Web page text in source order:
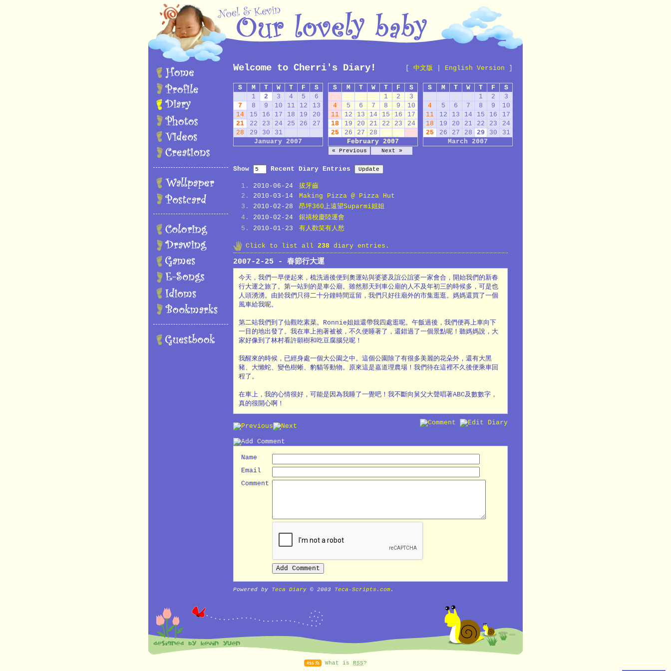
中文版 English Version
Welcome to Cherri's Diary!
S M T W T F
S
1
2 3 4 5
6
7
8 9 10 11 12
13
14
15 16 17 18 19
20
21
22 23 24 25 26
27
28
29 30
31
January 2007
S M T W T F
S
1
2
3
4
5 6 7 8 9
10
11
12 13 14 15 16
17
18
19 20 21 22 23
24
25
26 27 28 29 30
31
March 2007
S M T W T F
S
1
2
3
4
5 6 7 8 9
10
11
12 13 14 15 16
17
18
19 20 21 22 23
24
25
26 27
28
February 2007
« Previous Next »
Show Recent Diary Entries
2010-06-24
拔牙齒
2010-03-14
Making Pizza @ Pizza Hut
2010-02-28
昂坪360上遠望Suparmi姐姐
2010-02-24
銀禧校慶陸運會
2010-01-23
有人歡笑有人愁
Click to list all 238 diary entries.
2007-2-25 - 春節行大運
今天，我們一早便起來，梳洗過後便到奧運站與婆婆及誼公誼婆一家會合，開始我們的新春
行大運之旅了。第一站到的是車公廟。雖然那天到車公廟的人不及年初三的時候多，可是也
人頭湧湧。由於我們只得二十分鐘時間逗留，我們只好往廟外的市集逛逛。媽媽還買了一個
風車給我呢。
第二站我們到了仙觀吃素菜。Ronnie姐姐還帶我四處逛呢。午飯過後，我們便再上車向下
一目的地出發了。我在車上抱著被被，不久便睡著了，還錯過了一個景點呢！聽媽媽說，大
家好像到了林村看許願樹和吃豆腐腦兒呢！
我醒來的時候，已經身處一個大公園之中。這個公園除了有很多美麗的花朵外，還有大黑
豬、大懶蛇、變色樹蜥、豹貓等動物。原來這是嘉道理農場！我們待在這裡不久後便乘車回
程了。
在車上，我的心情很好，可能是因為我睡了一覺吧！我不斷向舅父大聲唱著ABC及數數字，
真的很開心啊！
Name
Email
Comment
Powered by Teca Diary © 2003 Teca-Scripts.com.
What is RSS?